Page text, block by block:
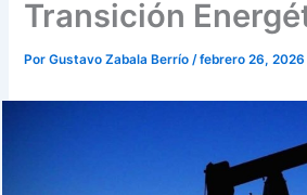
Transición
PorGustavo Zabala Berrío /febrero 26, 2026